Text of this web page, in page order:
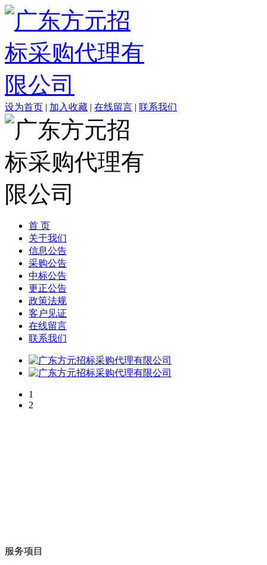
设为首页 | 加入收藏 | 在线留言 | 联系我们
首 页
关于我们
信息公告
采购公告
中标公告
更正公告
政策法规
客户见证
在线留言
联系我们
1
2
服务项目